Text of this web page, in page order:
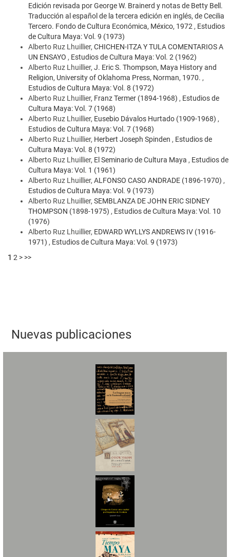
Edición revisada por George W. Brainerd y notas de Betty Bell.
Traducción al español de la tercera edición en inglés, de Cecilia
Tercero. Fondo de Cultura Económica, México, 1972 , Estudios
de Cultura Maya: Vol. 9 (1973)
Alberto Ruz Lhuillier, CHICHEN-ITZA Y TULA COMENTARIOS A
UN ENSAYO , Estudios de Cultura Maya: Vol. 2 (1962)
Alberto Ruz Lhuillier, J. Eric S. Thompson, Maya History and
Religion, University of Oklahoma Press, Norman, 1970. ,
Estudios de Cultura Maya: Vol. 8 (1972)
Alberto Ruz Lhuillier, Franz Termer (1894-1968) , Estudios de
Cultura Maya: Vol. 7 (1968)
Alberto Ruz Lhuillier, Eusebio Dávalos Hurtado (1909-1968) ,
Estudios de Cultura Maya: Vol. 7 (1968)
Alberto Ruz Lhuillier, Herbert Joseph Spinden , Estudios de
Cultura Maya: Vol. 8 (1972)
Alberto Ruz Lhuillier, El Seminario de Cultura Maya , Estudios de
Cultura Maya: Vol. 1 (1961)
Alberto Ruz Lhuillier, ALFONSO CASO ANDRADE (1896-1970) ,
Estudios de Cultura Maya: Vol. 9 (1973)
Alberto Ruz Lhuillier, SEMBLANZA DE JOHN ERIC SIDNEY
THOMPSON (1898-1975) , Estudios de Cultura Maya: Vol. 10
(1976)
Alberto Ruz Lhuillier, EDWARD WYLLYS ANDREWS IV (1916-
1971) , Estudios de Cultura Maya: Vol. 9 (1973)
1 2 > >>
Nuevas publicaciones